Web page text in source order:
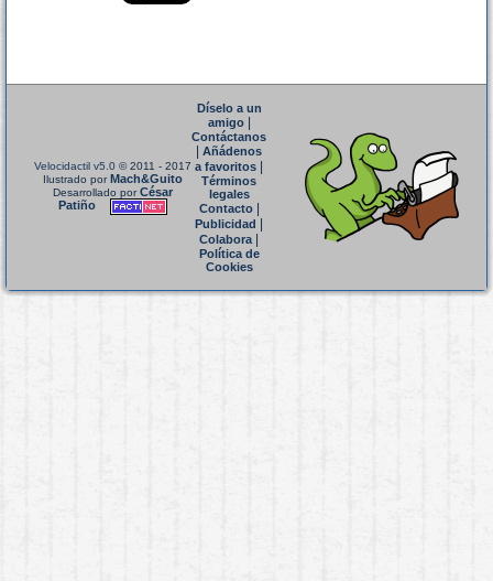
Velocidactil v5.0 © 2011 - 2017
Ilustrado porMach&Guito
Desarrollado porCésar
Patiño
Díselo a un
amigo|
Contáctanos
Añádenos
a favoritos
Términos
legales
Contacto|
Publicidad
Colabora|
Política de
Cookies